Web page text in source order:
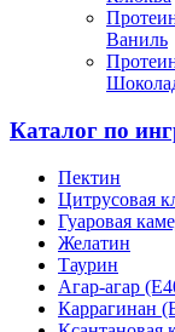
Ваниль
Каталог по
Пектин
Цитрусовая
Гуаровая
Желатин
Таурин
Агар-агар
Каррагинан